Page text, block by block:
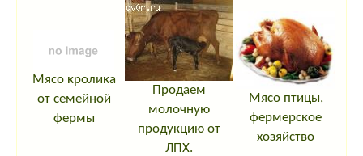
Разное о животных
Разное о животных
Болезни кроликов
Инкубаторы для яиц
Мясо кролика
от семейной
фермы
Продаем
молочную
продукцию от
ЛПХ.
Мясо птицы,
фермерское
хозяйство